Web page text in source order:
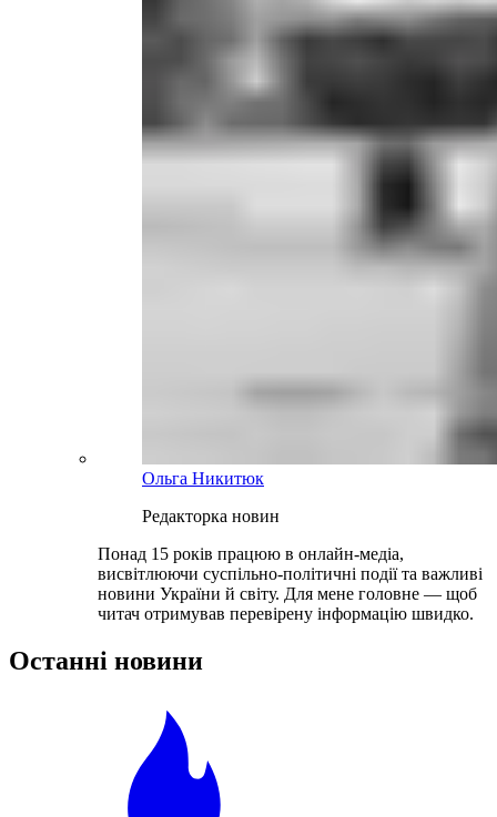
Ольга Никитюк
Редакторка новин
Понад 15 років працюю в онлайн-медіа,
висвітлюючи суспільно-політичні події та важливі
новини України й світу. Для мене головне — щоб
читач отримував перевірену інформацію швидко.
Останні новини